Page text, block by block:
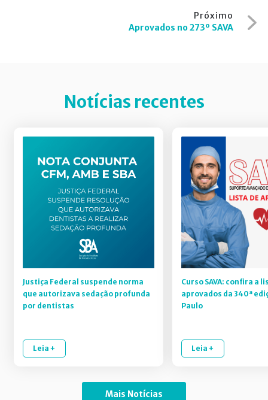
Próximo
Aprovados no 273º SAVA
Notícias recentes
Justiça Federal suspende norma
que autorizava sedação profunda
por dentistas
Leia +
Curso SAVA: confira a
aprovados da 340ª
Paulo
Leia +
Mais Notícias